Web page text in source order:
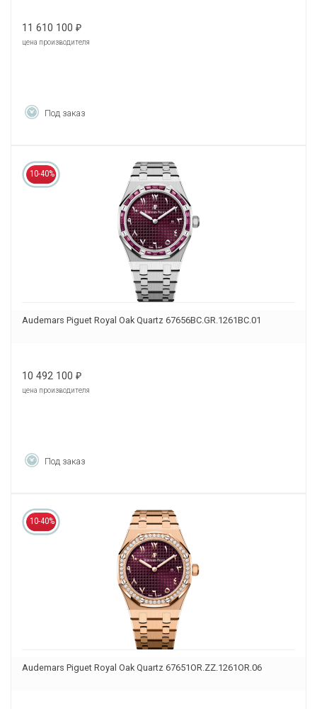
11 610 100 ₽
цена производителя
Под заказ
10-40%
Audemars Piguet Royal Oak Quartz 67656BC.GR.1261BC.01
10 492 100 ₽
цена производителя
Под заказ
10-40%
Audemars Piguet Royal Oak Quartz 67651OR.ZZ.1261OR.06